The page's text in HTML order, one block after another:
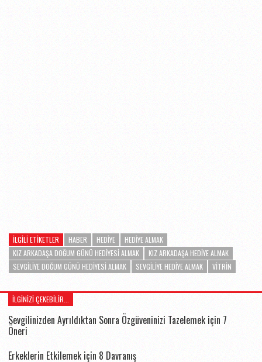
İLGILI ETIKETLER HABER HEDIYE
HEDIYE ALMAK
KIZ ARKADAŞA DOĞUM GÜNÜ HEDIYESI ALMAK
KIZ ARKADAŞA HEDIYE ALMAK
SEVGILIYE DOĞUM GÜNÜ HEDIYESI ALMAK
SEVGILIYE HEDIYE ALMAK VITRIN
İLGINIZI ÇEKEBILIR...
Sevgilinizden Ayrıldıktan Sonra Özgüveninizi Tazelemek için 7
Öneri
Erkeklerin Etkilemek için 8 Davranış